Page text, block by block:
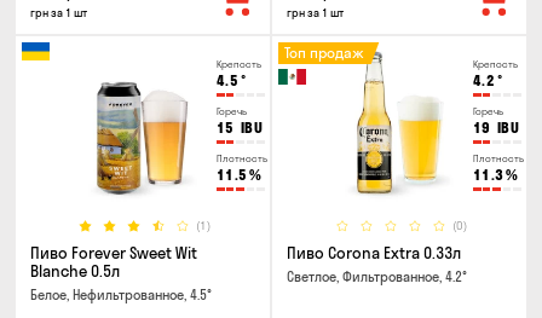
грн за 1 шт грн за 1 шт
Крепость
4.5 °
Горечь
15 IBU
Плотность
11.5 %
(1)
Пиво Forever Sweet Wit
Blanche 0.5л
Белое, Нефильтрованное, 4.5°
Крепость
4.2 °
Горечь
19 IBU
Плотность
11.3%
(0)
Топ продаж
Пиво Corona Extra 0.33л
Светлое, Фильтрованное, 4.2°